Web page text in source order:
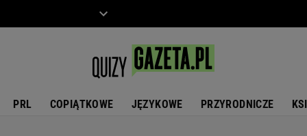
PRL COPIĄTKOWE JĘZYKOWE PRZYRODNICZE